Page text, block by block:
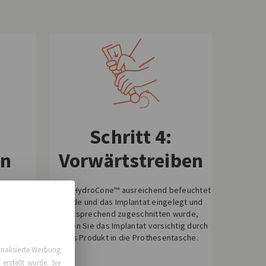
muss
Schritt 4:
Vorwärtstreiben
Wenn HydroCone™ ausreichend befeuchtet
wurde und das Implantat eingelegt und
entsprechend zugeschnitten wurde,
treiben Sie das Implantat vorsichtig durch
das Produkt in die Prothesentasche.
Werbung
wurde. Sie